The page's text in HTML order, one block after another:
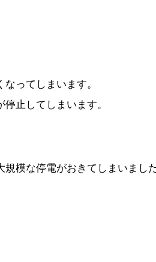
ってしまいます。
止してしまいます。
模な停電がおきてしまいました